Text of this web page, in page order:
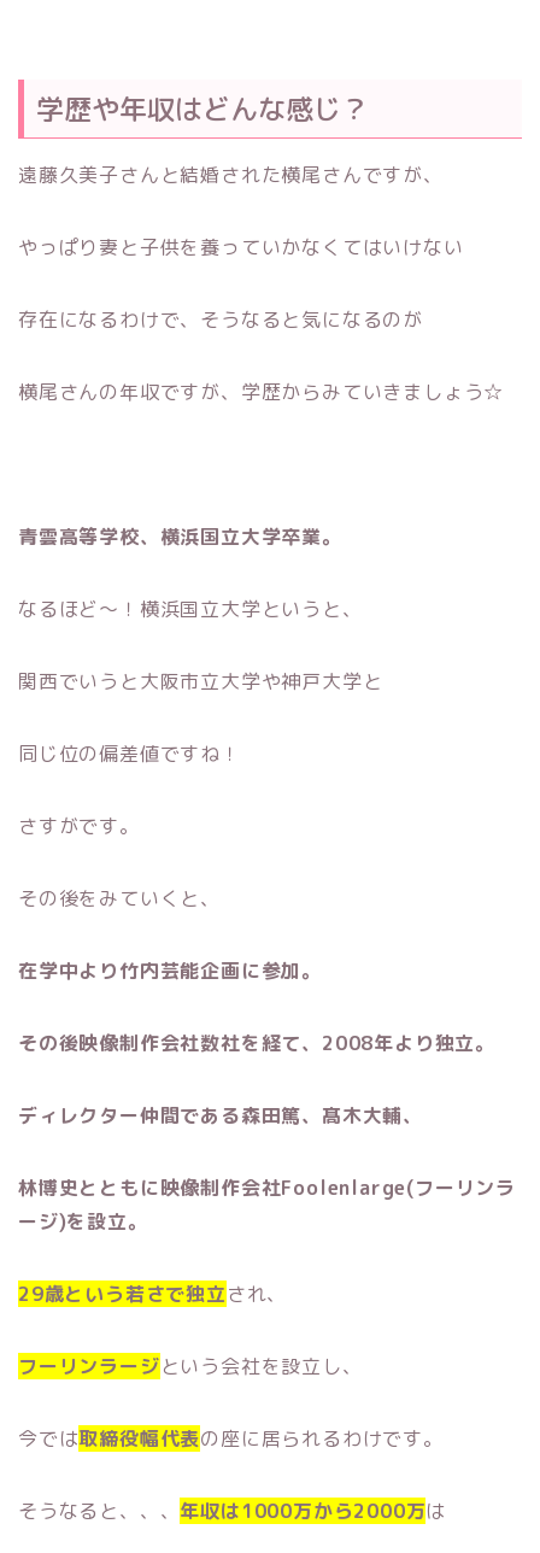
学歴や年収はどんな感じ？
遠藤久美子さんと結婚された横尾さんですが、
やっぱり妻と子供を養っていかなくてはいけない
存在になるわけで、そうなると気になるのが
横尾さんの年収ですが、学歴からみていきましょう☆
青雲高等学校、横浜国立大学卒業。
なるほど〜！横浜国立大学というと、
関西でいうと大阪市立大学や神戸大学と
同じ位の偏差値ですね！
さすがです。
その後をみていくと、
在学中より竹内芸能企画に参加。
その後映像制作会社数社を経て、2008年より独立。
ディレクター仲間である森田篤、髙木大輔、
林博史とともに映像制作会社Foolenlarge(フーリンラ
ージ)を設立。
29歳という若さで独立され、
フーリンラージという会社を設立し、
今では取締役幅代表の座に居られるわけです。
そうなると、、、 年収は1000万から2000万は